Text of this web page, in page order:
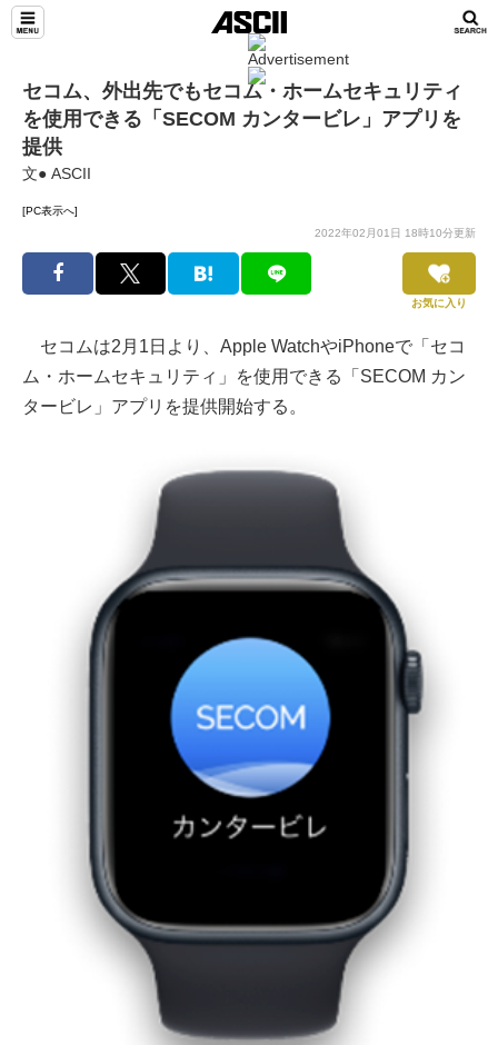
セコム、外出先でもセコム・ホームセキュリティ
を使用できる「SECOM カンタービレ」アプリを
提供
文● ASCII
[PC表示へ]
2022年02月01日 18時10分更新
お気に入り
セコムは2月1日より、Apple WatchやiPhoneで「セコ
ム・ホームセキュリティ」を使用できる「SECOM カン
タービレ」アプリを提供開始する。